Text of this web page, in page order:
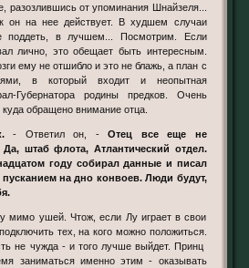
разозлившись от упоминания Шнайзеля...
он на нее действует. В худшем случаи
поддеть, в лучшем... Посмотрим. Если
лично, это обещает быть интересным.
ему не отшибло и это не блажь, а план с
в который входит и неопытная
Губернатора родины предков. Очень
обращено внимание отца.
- Ответил он, -Отец все еще не
штаб флота, Атлантический отдел.
году собирал данные и писал
на дно конвоев. Люди будут,
тех, на кого можно положиться.
не чужда - и того лучше выйдет. Принц
заниматься именно этим - оказывать